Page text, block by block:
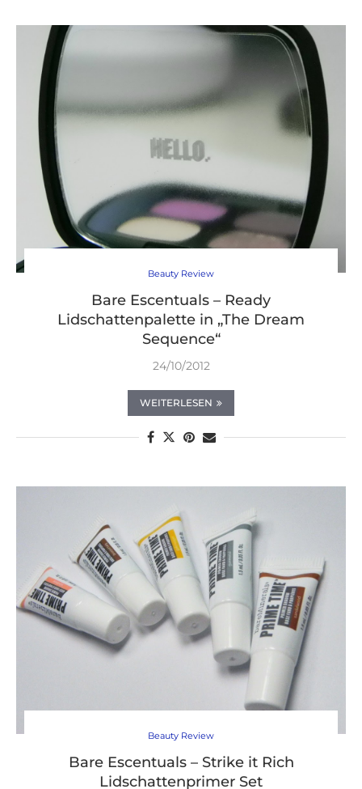
Beauty Review
Bare Escentuals – Ready
Lidschattenpalette in „The Dream
Sequence“
24/10/2012
WEITERLESEN
Beauty Review
Bare Escentuals – Strike it Rich
Lidschattenprimer Set